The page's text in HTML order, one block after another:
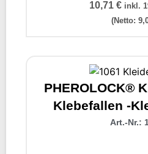
10,71 € inkl.
(Netto:
PHEROLOCK®
Klebefallen -
Art.-Nr.: